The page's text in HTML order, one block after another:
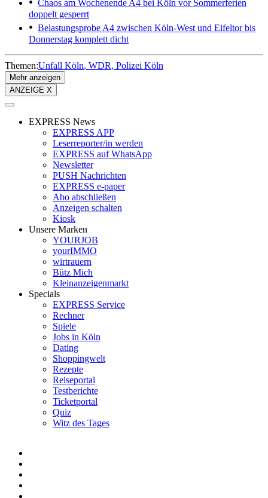
Chaos am Wochenende A4 bei Köln vor Sommerferien
doppelt gesperrt
Belastungsprobe A4 zwischen Köln-West und Eifeltor bis
Donnerstag komplett dicht
Themen:Unfall Köln WDR Polizei Köln
Mehr anzeigen
ANZEIGE X
EXPRESS News
EXPRESS APP
Leserreporter/in werden
EXPRESS auf WhatsApp
Newsletter
PUSH Nachrichten
EXPRESS e-paper
Abo abschließen
Anzeigen schalten
Kiosk
Unsere Marken
YOURJOB
yourIMMO
wirtrauern
Bütz Mich
Kleinanzeigenmarkt
Specials
EXPRESS Service
Rechner
Spiele
Jobs in Köln
Dating
Shoppingwelt
Rezepte
Reiseportal
Testberichte
Ticketportal
Quiz
Witz des Tages